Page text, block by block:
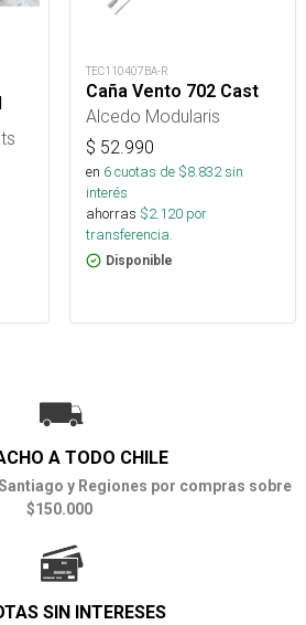
TEC110407BA-R
Caña Vento 702 Cast
Alcedo Modularis
$ 52.990
en 6cuotas de $8.832sin
interés
ahorras $2.120 por
transferencia.
Disponible
A TODO CHILE
y Regiones por compras sobre
$150.000
SIN INTERESES